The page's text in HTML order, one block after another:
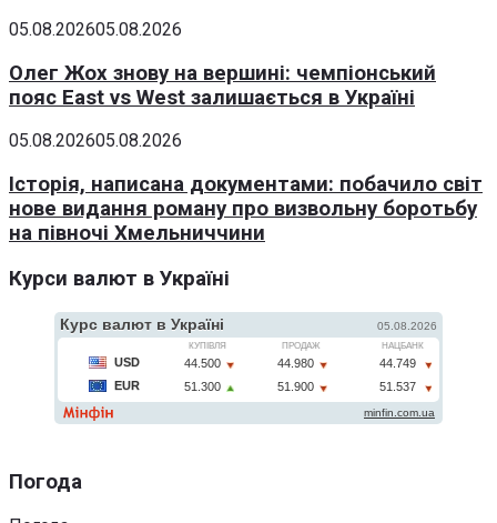
05.08.202605.08.2026
Олег Жох знову на вершині: чемпіонський
пояс East vs West залишається в Україні
05.08.202605.08.2026
Історія, написана документами: побачило світ
нове видання роману про визвольну боротьбу
на півночі Хмельниччини
Курси валют в Україні
Погода